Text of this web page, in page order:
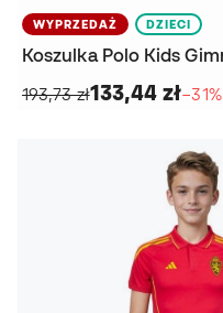
WYPRZEDAŻ DZIECI
193,73 zł133,44 zł−31%